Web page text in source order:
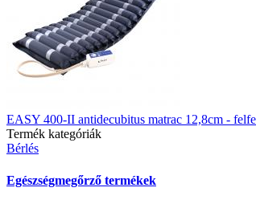
EASY 400-II antidecubitus matrac 12,8cm -
Termék kategóriák
Bérlés
Egészségmegőrző termékek